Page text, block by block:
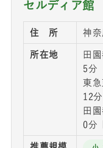
セルディア館
住 所 神
所在地
田
5分
東
12
田
0分